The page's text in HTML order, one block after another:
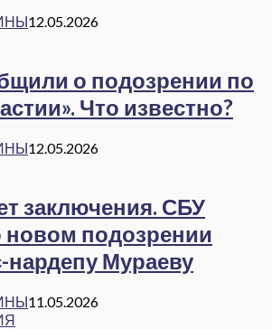
12.05.2026
о подозрении по
Что известно?
12.05.2026
заключения. СБУ
подозрении
нардепу Мураеву
11.05.2026